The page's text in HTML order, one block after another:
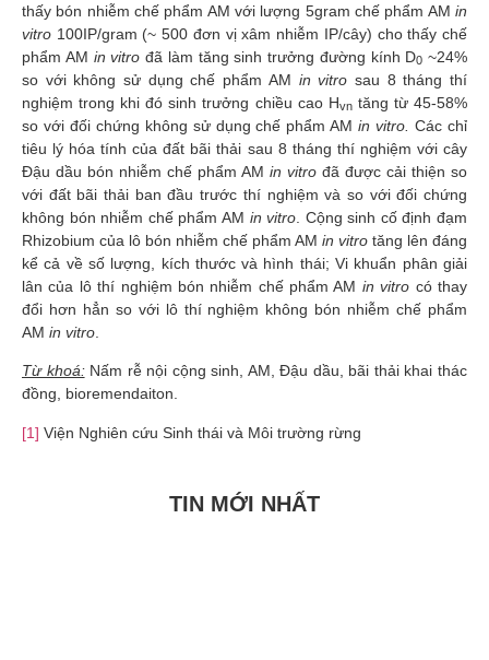
thấy bón nhiễm chế phẩm AM với lượng 5gram chế phẩm AM in
vitro 100IP/gram (~ 500 đơn vị xâm nhiễm IP/cây) cho thấy chế
phẩm AM in vitro đã làm tăng sinh trưởng đường kính D0 ~24%
so với không sử dụng chế phẩm AM in vitro sau 8 tháng thí
nghiệm trong khi đó sinh trưởng chiều cao Hvntăng từ 45-58%
so với đối chứng không sử dụng chế phẩm AMin vitro.Các chỉ
tiêu lý hóa tính của đất bãi thải sau 8 tháng thí nghiệm với cây
Đậu dầu bón nhiễm chế phẩm AM in vitro đã được cải thiện so
với đất bãi thải ban đầu trước thí nghiệm và so với đối chứng
không bón nhiễm chế phẩm AM in vitro . Cộng sinh cố định đạm
Rhizobium của lô bón nhiễm chế phẩm AM in vitro tăng lên đáng
kể cả về số lượng, kích thước và hình thái; Vi khuẩn phân giải
lân của lô thí nghiệm bón nhiễm chế phẩm AM in vitro có thay
đổi hơn hẳn so với lô thí nghiệm không bón nhiễm chế phẩm
AM in vitro
Từ khoá:Nấm rễ nội cộng sinh, AM, Đậu dầu, bãi thải khai thác
đồng, bioremendaiton.
[1] Viện Nghiên cứu Sinh thái và Môi trường rừng
TIN MỚI NHẤT